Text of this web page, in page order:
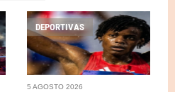
DEPORTIVAS
5 AGOSTO 2026